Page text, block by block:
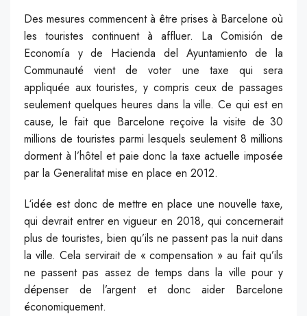
Des mesures commencent à être prises à Barcelone où
les touristes continuent à affluer. La Comisión de
Economía y de Hacienda del Ayuntamiento de la
Communauté vient de voter une taxe qui sera
appliquée aux touristes, y compris ceux de passages
seulement quelques heures dans la ville. Ce qui est en
cause, le fait que Barcelone reçoive la visite de 30
millions de touristes parmi lesquels seulement 8 millions
dorment à l’hôtel et paie donc la taxe actuelle imposée
par la Generalitat mise en place en 2012.
L‘idée est donc de mettre en place une nouvelle taxe,
qui devrait entrer en vigueur en 2018, qui concernerait
plus de touristes, bien qu’ils ne passent pas la nuit dans
la ville. Cela servirait de « compensation » au fait qu’ils
ne passent pas assez de temps dans la ville pour y
dépenser de l’argent et donc aider Barcelone
économiquement.